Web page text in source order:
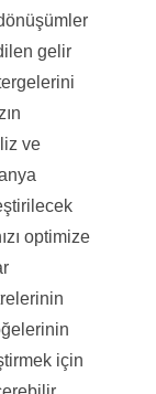
gelir
ve
optimize
için